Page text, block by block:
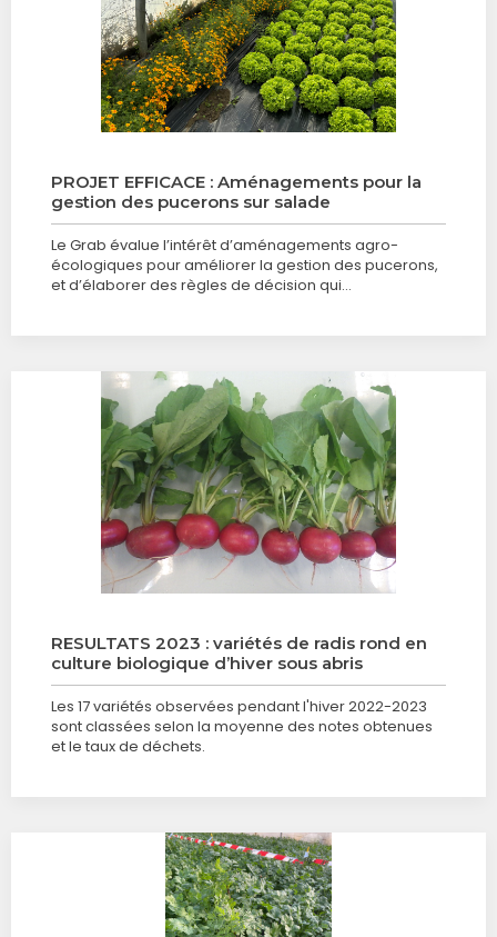
PROJET EFFICACE : Aménagements pour la
gestion des pucerons sur salade
Le Grab évalue l’intérêt d’aménagements agro-
écologiques pour améliorer la gestion des pucerons,
et d’élaborer des règles de décision qui…
RESULTATS 2023 : variétés de radis rond en
culture biologique d’hiver sous abris
Les 17 variétés observées pendant l'hiver 2022-2023
sont classées selon la moyenne des notes obtenues
et le taux de déchets.